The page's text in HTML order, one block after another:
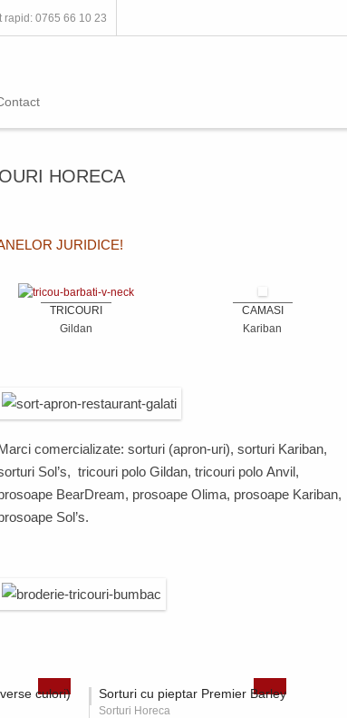
rapid: 0765 66 10 23
HORECA
JURIDICE!
TRICOURI
Gildan
CAMASI
Kariban
comercializate: sorturi (apron-uri), sorturi Kariban,
Sol’s, tricouri polo Gildan, tricouri polo Anvil,
BearDream, prosoape Olima, prosoape Kariban,
Sol’s.
culori) Sorturi cu pieptar Premier Barley
Sorturi Horeca